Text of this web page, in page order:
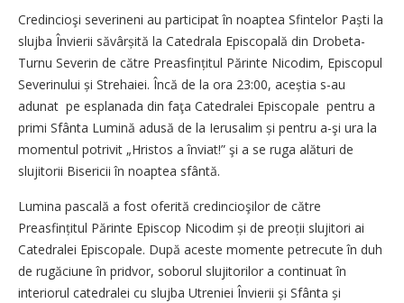
Credincioşi severineni au participat în noaptea Sfintelor Paști la
slujba Învierii săvârșită la Catedrala Episcopală din Drobeta-
Turnu Severin de către Preasfințitul Părinte Nicodim, Episcopul
Severinului și Strehaiei. Încă de la ora 23:00, aceștia s-au
adunat pe esplanada din faţa Catedralei Episcopale pentru a
primi Sfânta Lumină adusă de la Ierusalim și pentru a-şi ura la
momentul potrivit „Hristos a înviat!” şi a se ruga alături de
slujitorii Bisericii în noaptea sfântă.
Lumina pascală a fost oferită credincioşilor de către
Preasfințitul Părinte Episcop Nicodim și de preoții slujitori ai
Catedralei Episcopale. După aceste momente petrecute în duh
de rugăciune în pridvor, soborul slujitorilor a continuat în
interiorul catedralei cu slujba Utreniei Învierii și Sfânta și